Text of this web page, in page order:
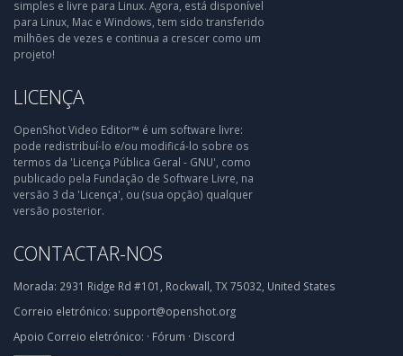
simples e livre para Linux. Agora, está disponível
para Linux, Mac e Windows, tem sido transferido
milhões de vezes e continua a crescer como um
projeto!
LICENÇA
OpenShot Video Editor™ é um software livre:
pode redistribuí-lo e/ou modificá-lo sobre os
termos da 'Licença Pública Geral - GNU', como
publicado pela Fundação de Software Livre, na
versão 3 da 'Licença', ou (sua opção) qualquer
versão posterior.
CONTACTAR-NOS
Morada: 2931 Ridge Rd #101, Rockwall, TX 75032, United States
Correio eletrónico: support@openshot.org
Apoio Correio eletrónico: · Fórum · Discord